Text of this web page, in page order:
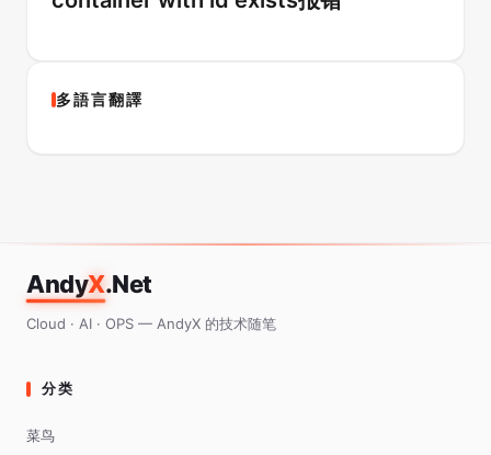
多語言翻譯
AndyX.Net
Cloud · AI · OPS — AndyX 的技术随笔
分类
菜鸟